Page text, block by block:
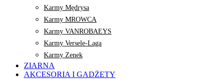
Karmy Mędrysa
Karmy MROWCA
Karmy VANROBAEYS
Karmy Versele-Laga
Karmy Zenek
ZIARNA
AKCESORIA I GADŻETY